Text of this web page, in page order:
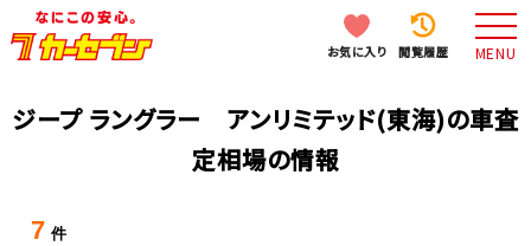
お気に入り 閲覧履歴 MENU
ジープ ラングラー アンリミテッド(東海)の車査
定相場の情報
7 件